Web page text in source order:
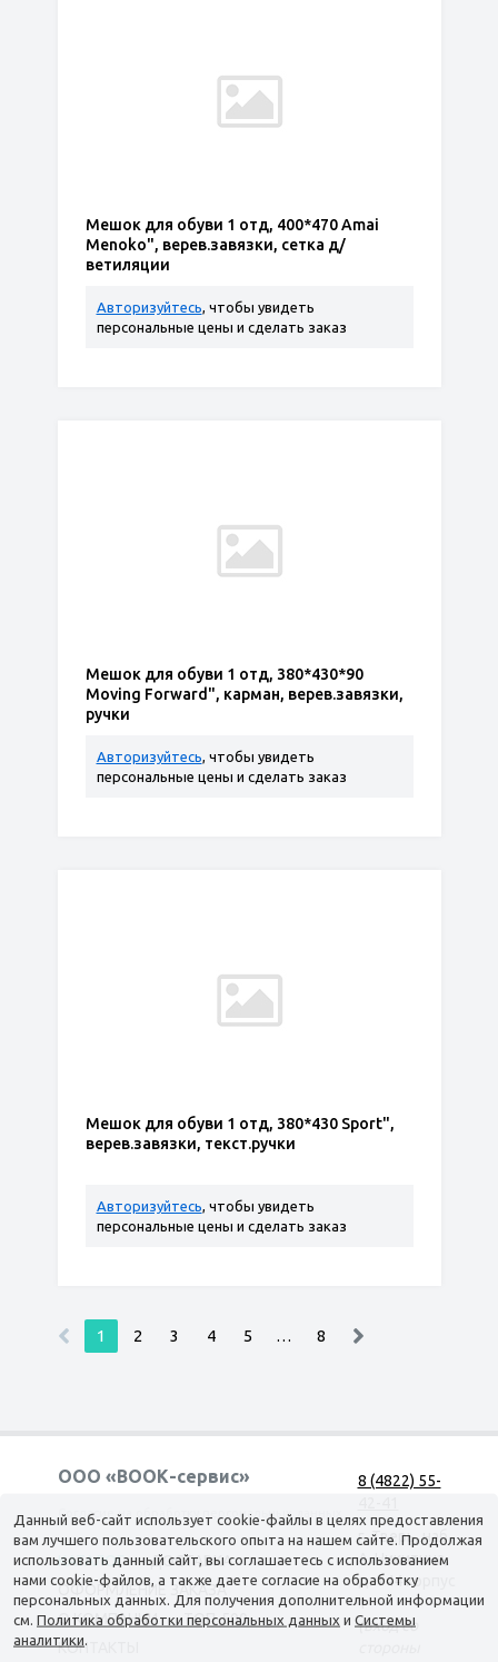
Мешок для обуви 1 отд, 400*470 Amai
Menoko", верев.завязки, сетка д/
ветиляции
Авторизуйтесь, чтобы увидеть
персональные цены и сделать заказ
Мешок для обуви 1 отд, 380*430*90
Moving Forward", карман, верев.завязки,
ручки
Авторизуйтесь, чтобы увидеть
персональные цены и сделать заказ
Мешок для обуви 1 отд, 380*430 Sport",
верев.завязки, текст.ручки
Авторизуйтесь, чтобы увидеть
персональные цены и сделать заказ
1 2 3 4 5 … 8
ООО «ВООК-сервис»
Согласие на обработку персональных данных
КАТАЛОГ
ДОСТАВКА
ОФОРМЛЕНИЕ ЗАКАЗА
О КОМПАНИИ
ТОП-500
КОНТАКТЫ
8 (4822) 55-
г. Тверь, наб.
А. Никитина,
д. 144 корпус
1
(вход со
Данный веб-сайт использует cookie-файлы в целях предоставления
вам лучшего пользовательского опыта на нашем сайте. Продолжая
использовать данный сайт, вы соглашаетесь с использованием
нами cookie-файлов, а также даете согласие на обработку
персональных данных. Для получения дополнительной информации
см. Политика обработки персональных данных и Системы
аналитики